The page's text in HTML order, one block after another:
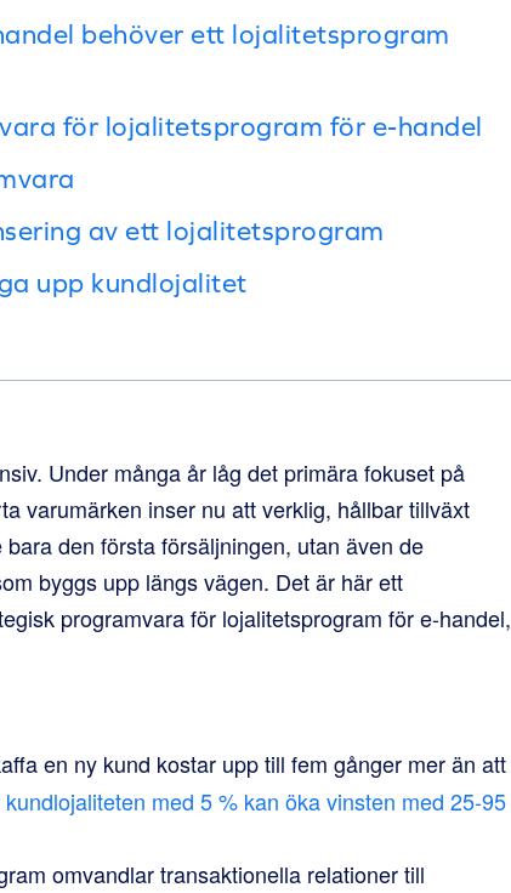
behöver ett lojalitetsprogram
för lojalitetsprogram för e-handel
av ett lojalitetsprogram
upp kundlojalitet
Under många år låg det primära fokuset på
varumärken inser nu att verklig, hållbar tillväxt
den första försäljningen, utan även de
byggs upp längs vägen. Det är här ett
programvara för lojalitetsprogram för e-handel,
en ny kund kostar upp till fem gånger mer än att
med 5 % kan öka vinsten med 25-95
omvandlar transaktionella relationer till